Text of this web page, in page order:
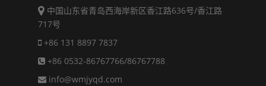
中国山东省青岛西海岸新区香江路636号/香江路
717号
+86 131 8897 7837
+86 0532-86767766/86767788
info@wmjyqd.com